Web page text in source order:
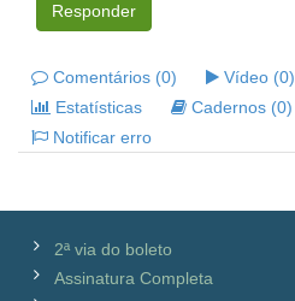
Responder
Comentários (0) Vídeo (0)
Estatísticas
Cadernos (0)
Notificar erro
2ª via do boleto
Assinatura Completa